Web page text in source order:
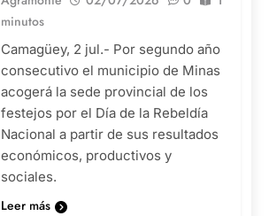
minutos
Camagüey, 2 jul.- Por segundo año
consecutivo el municipio de Minas
acogerá la sede provincial de los
festejos por el Día de la Rebeldía
Nacional a partir de sus resultados
económicos, productivos y
sociales.
Leer más